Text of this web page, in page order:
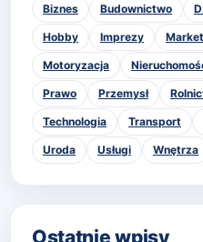
Biznes Budownictwo
Hobby Imprezy
Motoryzacja
Prawo Przemysł
Technologia Transport
Uroda Usługi Wnętrza
Ostatnie wpisy